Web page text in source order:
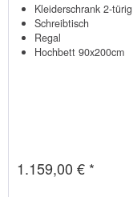
Kleiderschrank 2-türig
Schreibtisch
Regal
Hochbett 90x200cm
1.159,00 € *